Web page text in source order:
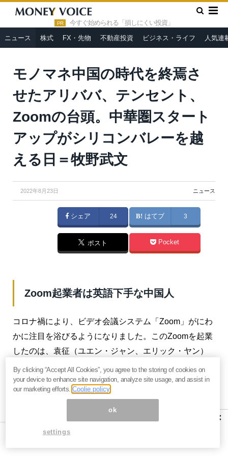
PR 今すぐ始められる「損しにくい投資」
ニュース 株式 FX・先物 不動産投資 ビジネス・ライフ 人気連
HOME » ニュース »
モノマネ中国の時代を終焉させたアリバ
バ、テンセント、Zoomの台頭。中華圏スタートアップがシリコンバ
モノマネ中国の時代を終焉さ
せたアリババ、テンセント、
Zoomの台頭。中華圏スタート
アップがシリコンバレーを越
える日＝牧野武文
2022年8月23日 ニュース
シェア 24 はてブ 3
ポスト Pocket
Zoom起業者は英語下手な中国人
コロナ禍により、ビデオ会議システム「Zoom」がにわ
かに注目を浴びるようになりました。このZoomを起業
したのは、袁征（ユエン・ジャン、エリック・ヤン）
です。
袁征は山東省出身で山東科技大学を卒業後、ビル・ゲ
想をしていたビデオ通話システムを開発したいと思う
ようになりました。
×
By clicking “Accept All Cookies”, you agree to the storing of cookies on
your device to enhance site navigation, analyze site usage, and assist in
our marketing efforts.Coolie policy
ok
settings